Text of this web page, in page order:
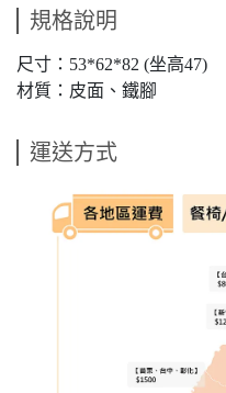
規格說明
尺寸：53*62*82 (坐高47)
材質：皮面、鐵腳
運送方式